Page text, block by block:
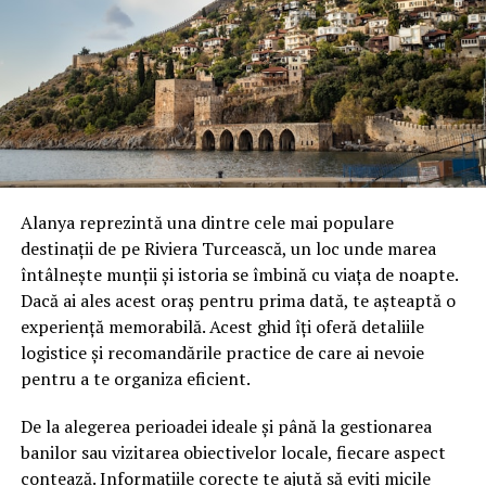
„În cadrul acestui eveniment, vom organiza o degustare
de produse gastronomice locale, menită să promoveze
destinația Timișoara și proiectul Banat Regiune
Gastronomică Europeană 2028. Pentru a oferi o
experiență autentică și completă, considerăm că berea
Timișoreana este partenerul firesc pentru această
inițiativă. Alegerea brandului Timișoreana nu este deloc
întâmplătoare, ci se bazează pe o poveste extraordinară
și pe o conexiune istorică profundă cu piața austriacă”, a
declarat Corina Macri, președintele Horetim.
Potrivit informațiilor prezentate, Fabrica de Bere
Timișoreana, atestată în anul 1718 și descrisă ca fiind
prima de pe teritoriul actual al României, a fost
înființată la inițiativa autorităților austriece, sub
administrația habsburgică a Prințului Eugen de Savoia.
Conform sursei, această moștenire comună reprezintă o
legătură istorică cu publicul din Viena.
Alanya reprezintă una dintre cele mai populare
destinații de pe Riviera Turcească, un loc unde marea
întâlnește munții și istoria se îmbină cu viața de noapte.
Dacă ai ales acest oraș pentru prima dată, te așteaptă o
experiență memorabilă. Acest ghid îți oferă detaliile
logistice și recomandările practice de care ai nevoie
pentru a te organiza eficient.
De la alegerea perioadei ideale și până la gestionarea
banilor sau vizitarea obiectivelor locale, fiecare aspect
contează. Informațiile corecte te ajută să eviți micile